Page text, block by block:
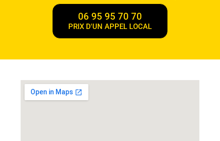
06 95 95 70 70
PRIX D'UN APPEL LOCAL